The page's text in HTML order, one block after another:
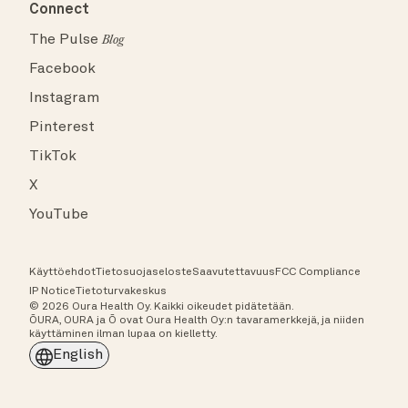
Connect
The PulseBlog
Facebook
Instagram
Pinterest
TikTok
X
YouTube
Käyttöehdot TietosuojaselosteSaavutettavuus FCC Compliance
IP Notice Tietoturvakeskus
© 2026 Oura Health Oy. Kaikki oikeudet pidätetään.
ŌURA, OURA ja Ō ovat Oura Health Oy:n tavaramerkkejä, ja niiden
käyttäminen ilman lupaa on kielletty.
English